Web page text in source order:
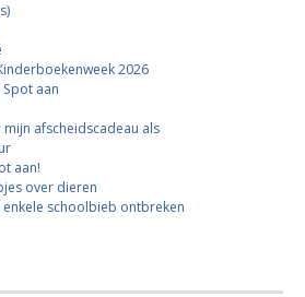
2026
aan
afscheidscadeau als
aan!
over dieren
schoolbieb ontbreken